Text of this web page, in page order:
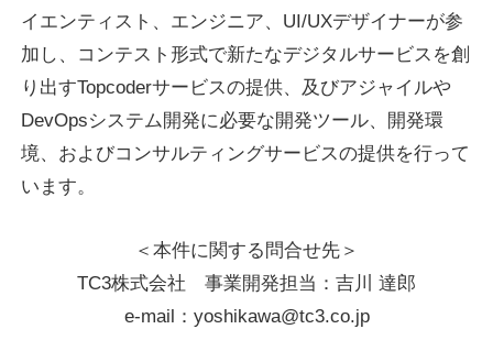
イエンティスト、エンジニア、UI/UXデザイナーが参
加し、コンテスト形式で新たなデジタルサービスを創
り出すTopcoderサービスの提供、及びアジャイルや
DevOpsシステム開発に必要な開発ツール、開発環
境、およびコンサルティングサービスの提供を行って
います。
＜本件に関する問合せ先＞
TC3株式会社 事業開発担当：吉川 達郎
e-mail：yoshikawa@tc3.co.jp